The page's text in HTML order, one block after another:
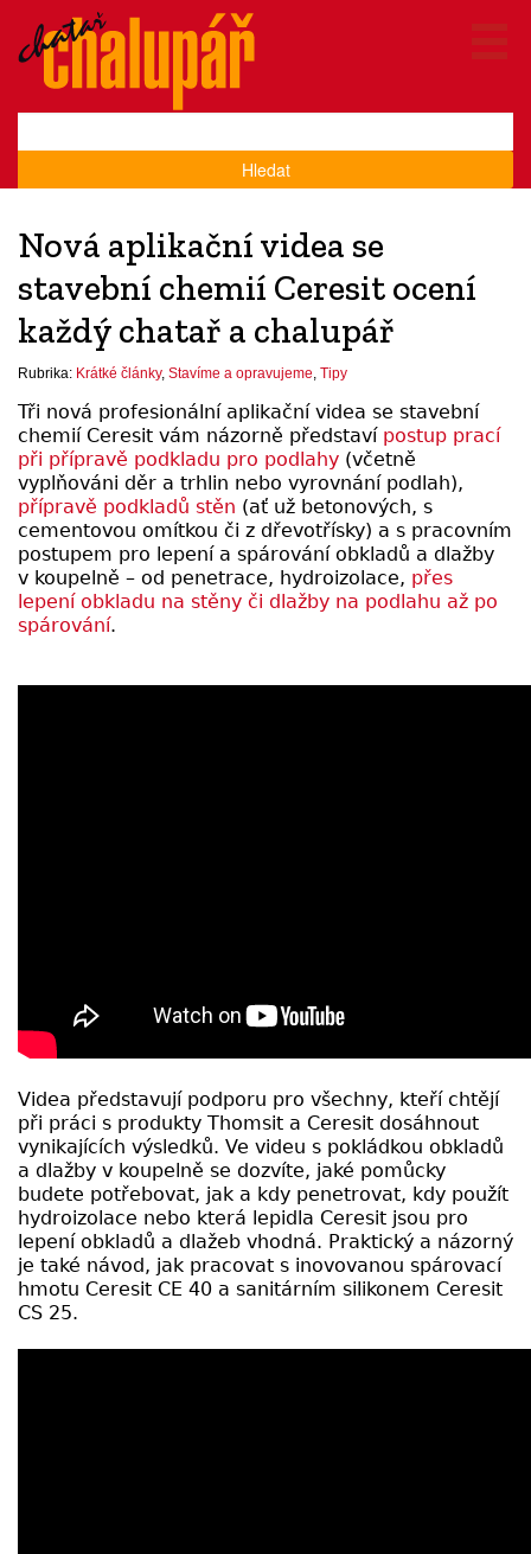
Hledat
Nová aplikační videa se
stavební chemií Ceresit ocení
každý chatař a chalupář
Rubrika: Krátké články, Stavíme a opravujeme Tipy
Tři nová profesionální aplikační videa se stavební
chemií Ceresit vám názorně představí postup prací
při přípravě podkladu pro podlahy (včetně
vyplňováni děr a trhlin nebo vyrovnání podlah),
přípravě podkladů stěn (ať už betonových, s
cementovou omítkou či z dřevotřísky) a s pracovním
postupem pro lepení a spárování obkladů a dlažby
v koupelně – od penetrace, hydroizolace, přes
lepení obkladu na stěny či dlažby na podlahu až po
spárování.
Videa představují podporu pro všechny, kteří chtějí
při práci s produkty Thomsit a Ceresit dosáhnout
vynikajících výsledků. Ve videu s pokládkou obkladů
a dlažby v koupelně se dozvíte, jaké pomůcky
budete potřebovat, jak a kdy penetrovat, kdy použít
hydroizolace nebo která lepidla Ceresit jsou pro
lepení obkladů a dlažeb vhodná. Praktický a názorný
je také návod, jak pracovat s inovovanou spárovací
hmotu Ceresit CE 40 a sanitárním silikonem Ceresit
CS 25.